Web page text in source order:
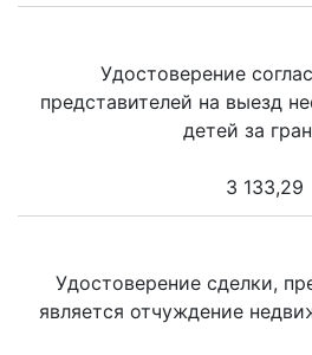
Удостоверение
представителей на выезд
детей за
3 133,29
Удостоверение сделки,
является отчуждение